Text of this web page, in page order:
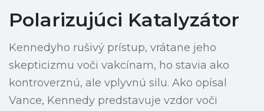
Polarizujúci Katalyzátor
Kennedyho rušivý prístup, vrátane jeho
skepticizmu voči vakcínam, ho stavia ako
kontroverznú, ale vplyvnú silu. Ako opísal
Vance, Kennedy predstavuje vzdor voči